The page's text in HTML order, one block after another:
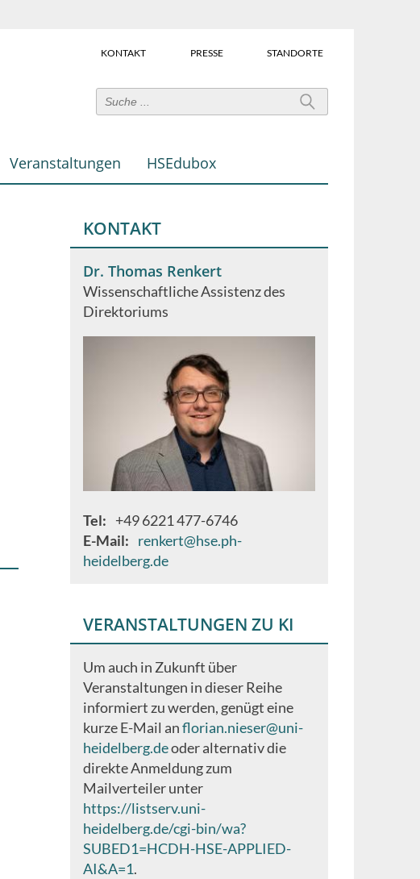
User-
(Über
Suchfeld)
KONTAKT PRESSE STANDORTE
Veranstaltungen HSEdubox
KONTAKT
Dr. Thomas Renkert
Wissenschaftliche Assistenz des
Direktoriums
Tel
+49 6221 477-6746
E-Mail
renkert@hse.ph-
heidelberg.de
VERANSTALTUNGEN ZU KI
Um auch in Zukunft über
Veranstaltungen in dieser Reihe
informiert zu werden, genügt eine
kurze E-Mail anflorian.nieser@uni-
heidelberg.deoder alternativ die
direkte Anmeldung zum
Mailverteiler unter
https://listserv.uni-
heidelberg.de/cgi-bin/wa?
SUBED1=HCDH-HSE-APPLIED-
AI&A=1.